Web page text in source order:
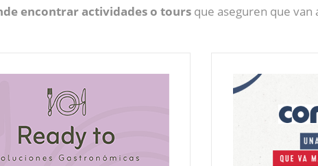
encontrar actividades o tours que aseguren que van